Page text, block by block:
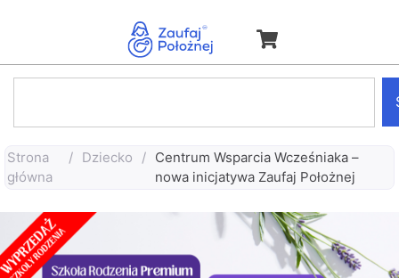
Strona
główna
/ Dziecko / Centrum Wsparcia Wcześniaka –
nowa inicjatywa Zaufaj Położnej